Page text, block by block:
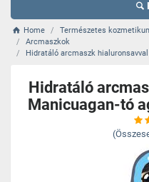
Home Természetes
Arcmaszkok
Hidratáló arcmaszk
Hidratáló
Manicuagan-tó